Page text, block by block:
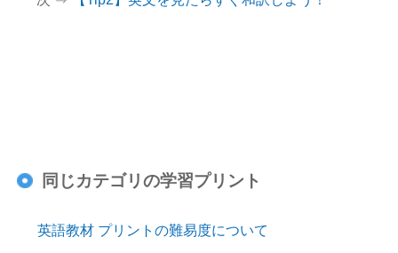
同じカテゴリの学習プリント
英語教材 プリントの難易度について